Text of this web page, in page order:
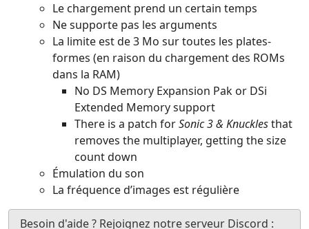
Le chargement prend un certain temps
Ne supporte pas les arguments
La limite est de 3 Mo sur toutes les plates-
formes (en raison du chargement des ROMs
dans la RAM)
No DS Memory Expansion Pak or DSi
Extended Memory support
There is a patch forSonic 3 & Knucklesthat
removes the multiplayer, getting the size
count down
Émulation du son
La fréquence d’images est régulière
Besoin d'aide ? Rejoignez notre serveur Discord :